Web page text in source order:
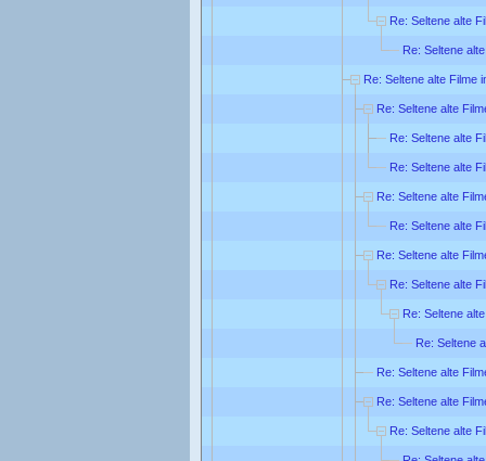
Re: Seltene alte
Re: Seltene
Re: Seltene alte Filme
Re: Seltene alte
Re: Seltene alte
Re: Seltene alte
Re: Seltene alte
Re: Seltene alte
Re: Seltene alte
Re: Seltene alte
Re: Seltene
Re: Seltene
Re: Seltene alte
Re: Seltene alte
Re: Seltene alte